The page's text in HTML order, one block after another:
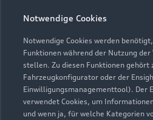
Notwendige Cookies
Notwendige Cookies werden
Funktionen während der Nutzung
stellen. Zu diesen Funktionen gehört
Fahrzeugkonfigurator oder der
Einwilligungsmanagementtool). Der
verwendet Cookies, um
und wenn ja, für welche Kategorien